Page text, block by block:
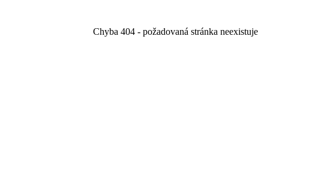
Chyba 404 - požadovaná stránka neexistuje